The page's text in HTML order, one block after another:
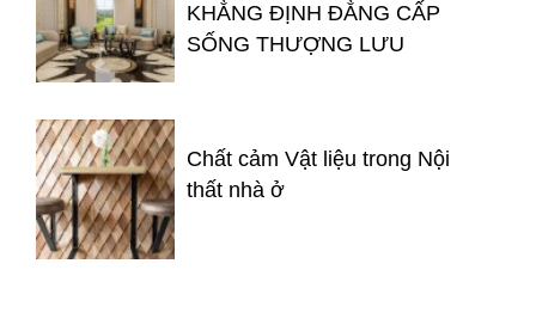
KHẲNG ĐỊNH ĐẲNG CẤP
SỐNG THƯỢNG LƯU
Chất cảm Vật liệu trong Nội
thất nhà ở